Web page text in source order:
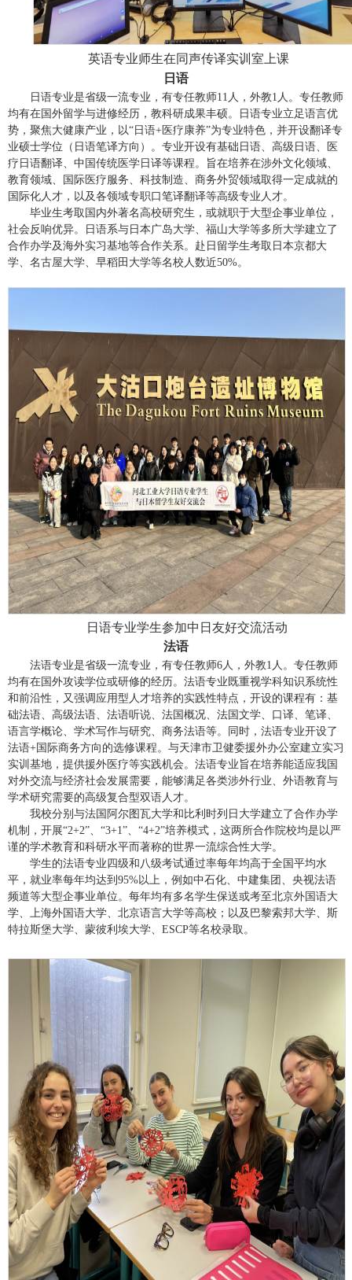
英语专业师生在同声传译实训室上课
日语
日语专业是省级一流专业 ，有专任教师11人，外教1人。专任教师
均有在国外留学与进修经历，教科研成果丰硕。日语专业立足语言优
势，聚焦大健康产业，以“ 日语+医疗康养”为专业特色，并开设翻译专
业硕士学位（日语笔译方向）。专业开设有基础日语、高级日语、医
疗日语翻译、中国传统医学日译等课程。旨在培养在涉外文化领域、
教育领域、国际医疗服务、科技制造、商务外贸领域取得一定成就的
国际化人才， 以及各领域专职口笔译翻译等高级专业人才。
毕业生考取国内外著名高校研究生，或就职于大型企事业单位，
社会反响优异。日语系与日本广岛大学、福山大学等多所大学建立了
合作办学及海外实习基地等合作关系。赴日留学生考取日本京都大
学、名古屋大学、早稻田大学等名校人数近50%。
日语专业学生参加中日友好交流活动
法语
法语专业是省级一流专业， 有专任教师6人 ， 外教1人 。 专任教师
均有在国外攻读学位或研修的经历。 法语专业 既重视学科知识系统性
和前沿性，又强调应用型人才培养的实践性特点，开设的课程有：基
础法语、高级法语、法语听说、法国概况、法国文学、口译、笔译、
语言学概论、学术写作与研究、商务法语等。
同时，法语专业开设了
法语+ 国际商务方向的选修课程。 与天津市卫健委援外办公室建立实习
实训基地，提供援外医疗等实践机会。法语专业 旨在培养能适应我国
对外交流与经济社会发展需要，能够满足各类涉外行业、外语教育与
学术研究需要的高级复合型双语人才。
我校分别与法国阿尔图瓦大学和比利时列日大学建立了合作办学
机制，开展“2+2”、“3+1”、“4+2”培养模式，这两所合作院校均是以严
谨的学术教育和科研水平而著称的世界一流综合性大学。
学生的法语专业四级和八级考试通过率每年均高于全国平均水
平，就业率每年均达到 95%以上，例如中石化、中建集团、央视法语
频道等大型企事业单位。每年均有多名学生保送或考至北京外国语大
学、上海外国语大学、北京语言大学等高校；以及巴黎索邦大学
斯
特拉斯堡大学
蒙彼利埃大学 、ESCP等名校录取。